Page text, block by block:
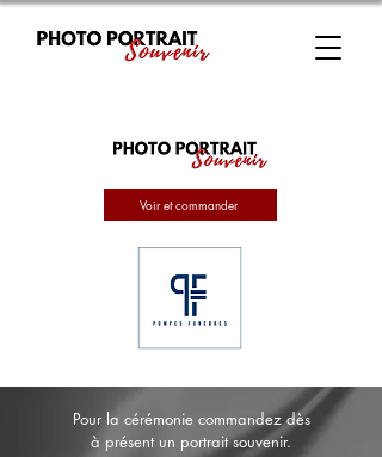
Voir et commander
Pour la cérémonie commandez dès
à présent un portrait souvenir.